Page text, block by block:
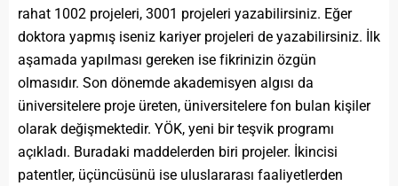
rahat 1002 projeleri, 3001 projeleri yazabilirsiniz. Eğer
doktora yapmış iseniz kariyer projeleri de yazabilirsiniz. İlk
aşamada yapılması gereken ise fikrinizin özgün
olmasıdır. Son dönemde akademisyen algısı da
üniversitelere proje üreten, üniversitelere fon bulan kişiler
olarak değişmektedir. YÖK, yeni bir teşvik programı
açıkladı. Buradaki maddelerden biri projeler. İkincisi
patentler, üçüncüsünü ise uluslararası faaliyetlerden